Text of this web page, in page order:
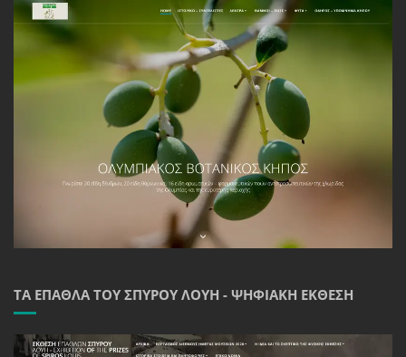
ΤΑ ΈΠΑΘΛΑ ΤΟΥ ΣΠΎΡΟΥ ΛΟΎΗ - ΨΗΦΙΑΚΉ ΈΚΘΕΣΗ